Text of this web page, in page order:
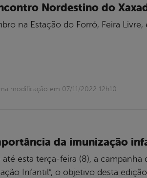
Nordestino do
na Estação do Forró, Feira Livre,
modificação em 07/11/2022 12h10
da imunização
esta terça-feira (8), a campanha
Infantil”, o objetivo desta